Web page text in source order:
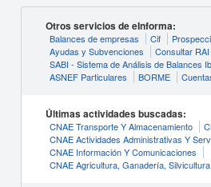
Otros servicios de eInforma:
Balances de empresas Cif
Ayudas y Subvenciones
Consultar RAI
SABI - Sistema de Análisis de Balances
ASNEF Particulares
BORME
Últimas actividades buscadas:
CNAE Transporte Y Almacenamiento
CNAE Actividades Administrativas Y
CNAE Información Y Comunicaciones
CNAE Agricultura, Ganadería,